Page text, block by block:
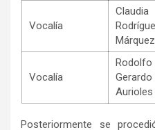
Vocalía
Márquez
Vocalía
Rodolfo
Aurioles
Posteriormente se